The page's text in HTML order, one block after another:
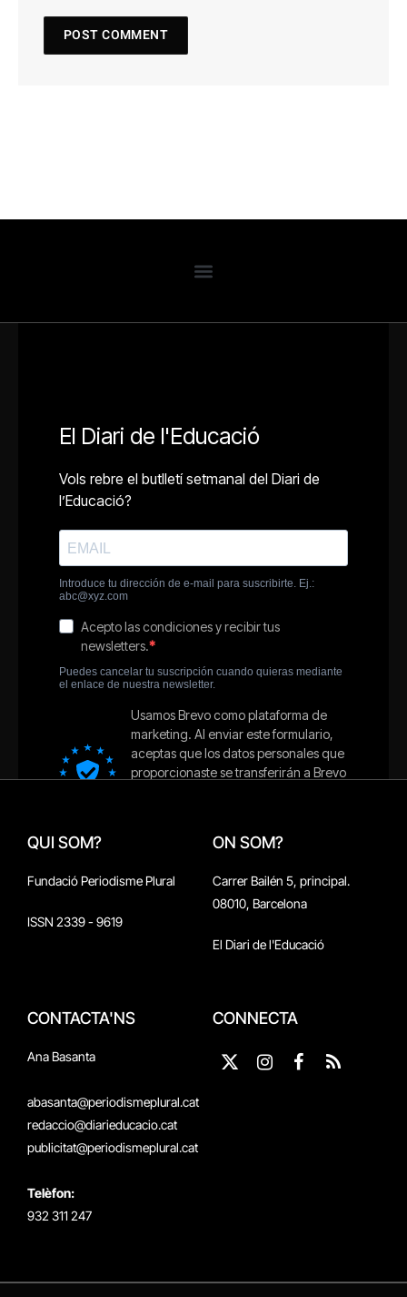
QUI SOM?
Fundació Periodisme Plural
ISSN 2339 - 9619
ON SOM?
Carrer Bailén 5, principal.
08010, Barcelona
El Diari de l'Educació
CONTACTA'NS
Ana Basanta
abasanta@periodismeplural.cat
redaccio@diarieducacio.cat
publicitat@periodismeplural.cat
Telèfon:
932 311 247
CONNECTA
X
Instagram
Facebook
RSS